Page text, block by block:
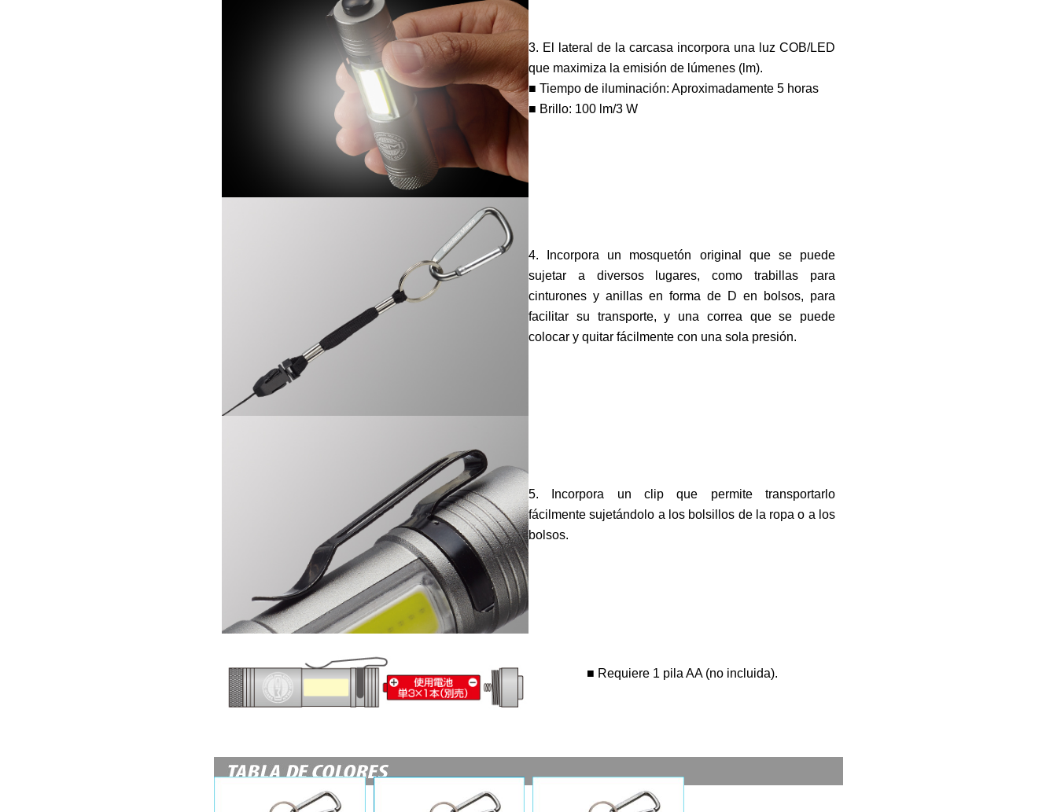
3. El lateral de la carcasa incorpora una luz COB/LED
que maximiza la emisión de lúmenes (lm).
■ Tiempo de iluminación: Aproximadamente 5 horas
■ Brillo: 100 lm/3 W
4. Incorpora un mosquetón original que se puede
sujetar a diversos lugares, como trabillas para
cinturones y anillas en forma de D en bolsos, para
facilitar su transporte, y una correa que se puede
colocar y quitar fácilmente con una sola presión.
5. Incorpora un clip que permite transportarlo
fácilmente sujetándolo a los bolsillos de la ropa o a los
bolsos.
■ Requiere 1 pila AA (no incluida).